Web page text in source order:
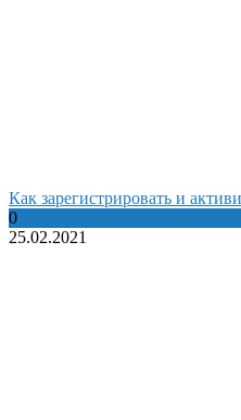
Как зарегистрировать и
0
25.02.2021